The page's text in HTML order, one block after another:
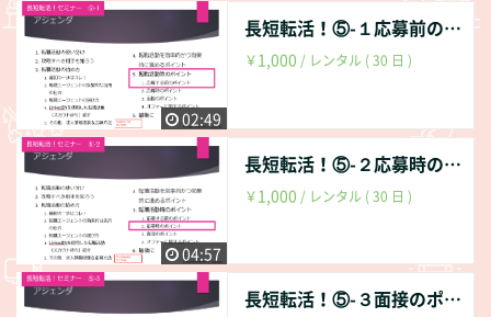
02:49
長短転活！⑤-１応募前のポイント
￥1,000 / レンタル ( 30 日 )
04:57
長短転活！⑤-２応募時のポイント
￥1,000 / レンタル ( 30 日 )
長短転活！⑤-３面接のポイント